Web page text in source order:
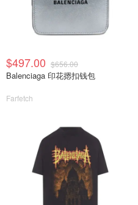
$497.00 $656.00
Balenciaga 印花摁扣钱包
Farfetch